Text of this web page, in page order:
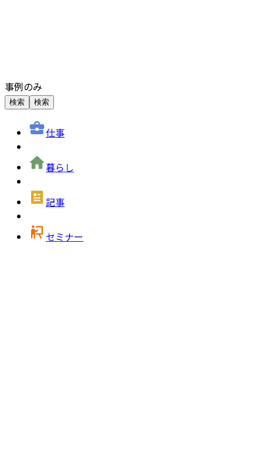
事例のみ
検索 検索
仕事
暮らし
記事
セミナー